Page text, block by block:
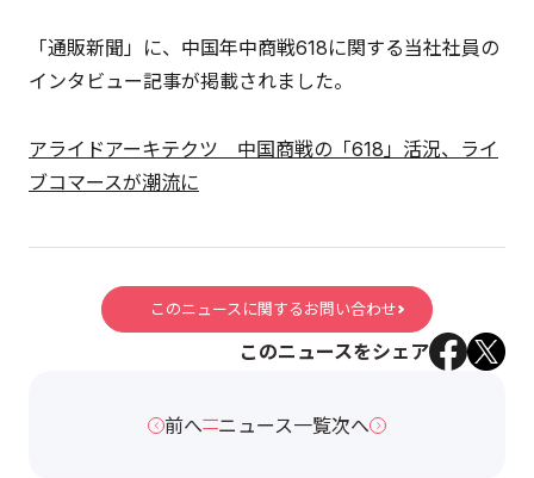
「通販新聞」に、中国年中商戦618に関する当社社員の
インタビュー記事が掲載されました。
アライドアーキテクツ 中国商戦の「618」活況、ライ
ブコマースが潮流に
このニュースに関するお問い合わせ
このニュースをシェア
前へ ニュース一覧次へ